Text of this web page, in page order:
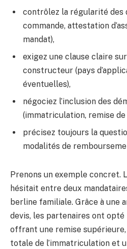
contrôlez la régularité des
commande, attestation
mandat),
exigez une clause claire
constructeur (pays
éventuelles),
négociez l’inclusion des
(immatriculation, remise
précisez toujours la
modalités de
Prenons un exemple concret.
hésitait entre deux
berline familiale. Grâce à une
devis, les partenaires ont
offrant une remise
totale de l’immatriculation et